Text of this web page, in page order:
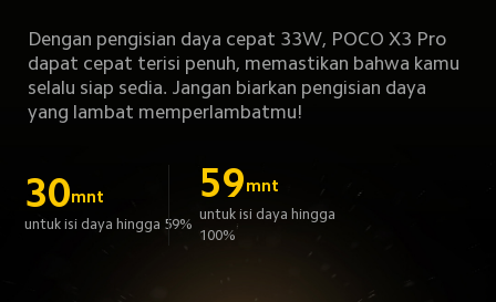
Dengan pengisian daya cepat 33W, POCO X3 Pro
dapat cepat terisi penuh, memastikan bahwa kamu
selalu siap sedia. Jangan biarkan pengisian daya
yang lambat memperlambatmu!
30mnt
untuk isi daya hingga 59%
59 mnt
untuk isi daya hingga
100%